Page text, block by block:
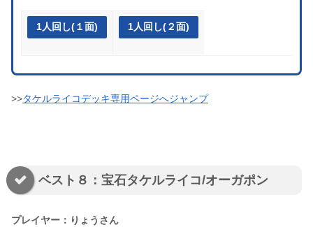
1人回し(１面) 1人回し(２面)
>>タケルライコデッキ専用ページへジャンプ
ベスト８：宝石タケルライコ/オーガポン
プレイヤー：りょうさん